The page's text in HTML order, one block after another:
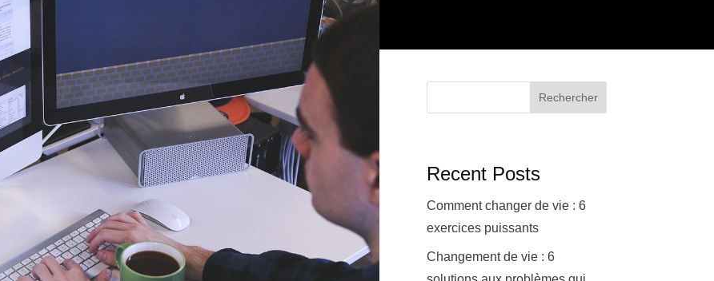
Rechercher
Recent Posts
Comment changer de vie : 6
exercices puissants
Changement de vie : 6